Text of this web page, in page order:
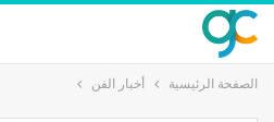
الصفحة الرئيسية أخبار الفن